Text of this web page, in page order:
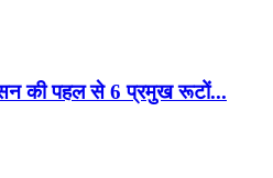
की पहल से 6 प्रमुख रूटों...